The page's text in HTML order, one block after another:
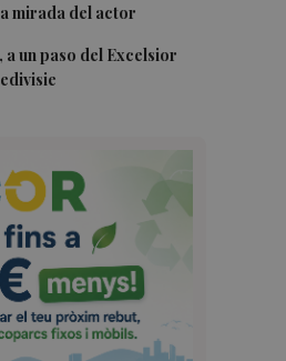
mirada del actor
un paso del Excelsior